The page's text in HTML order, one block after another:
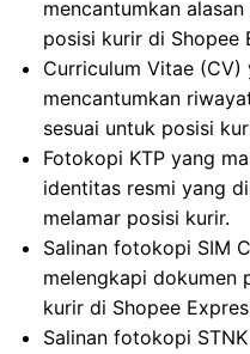
mencantumkan
posisi kurir di Shopee
Curriculum Vitae
mencantumkan
sesuai untuk posisi
Fotokopi KTP yang
identitas resmi yang
melamar posisi kurir.
Salinan fotokopi SIM
melengkapi dokumen
kurir di Shopee
Salinan fotokopi